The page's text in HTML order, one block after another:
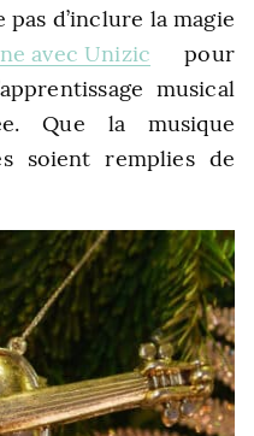
pas d’inclure la magie
avec Unizic pour
musical
Que la musique
soient remplies de